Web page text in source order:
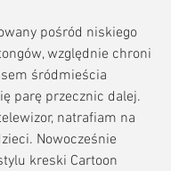
pośród niskiego
względnie chroni
śródmieścia
parę przecznic dalej.
natrafiam na
Nowocześnie
kreski Cartoon